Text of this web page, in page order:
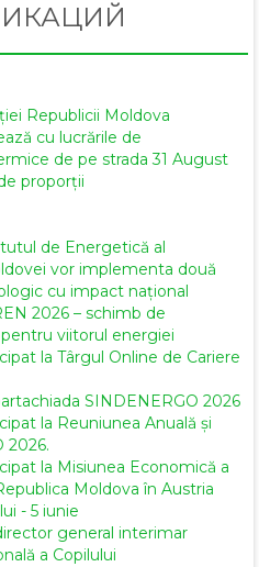
Republicii Moldova
cu lucrările de
de pe strada 31 August
proporții
de Energetică al
vor implementa două
cu impact național
2026 – schimb de
viitorul energiei
la Târgul Online de Cariere
SINDENERGO 2026
la Reuniunea Anuală și
2026.
la Misiunea Economică a
Moldova în Austria
- 5 iunie
general interimar
a Copilului